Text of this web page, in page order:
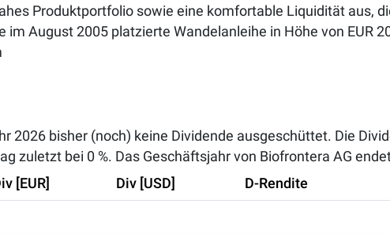
Produktportfolio sowie eine komfortable Liquidität aus,
August 2005 platzierte Wandelanleihe in Höhe von EUR
2026 bisher (noch) keine Dividende ausgeschüttet. Die
zuletzt bei 0 %. Das Geschäftsjahr von Biofrontera AG
[EUR] Div [USD] D-Rendite